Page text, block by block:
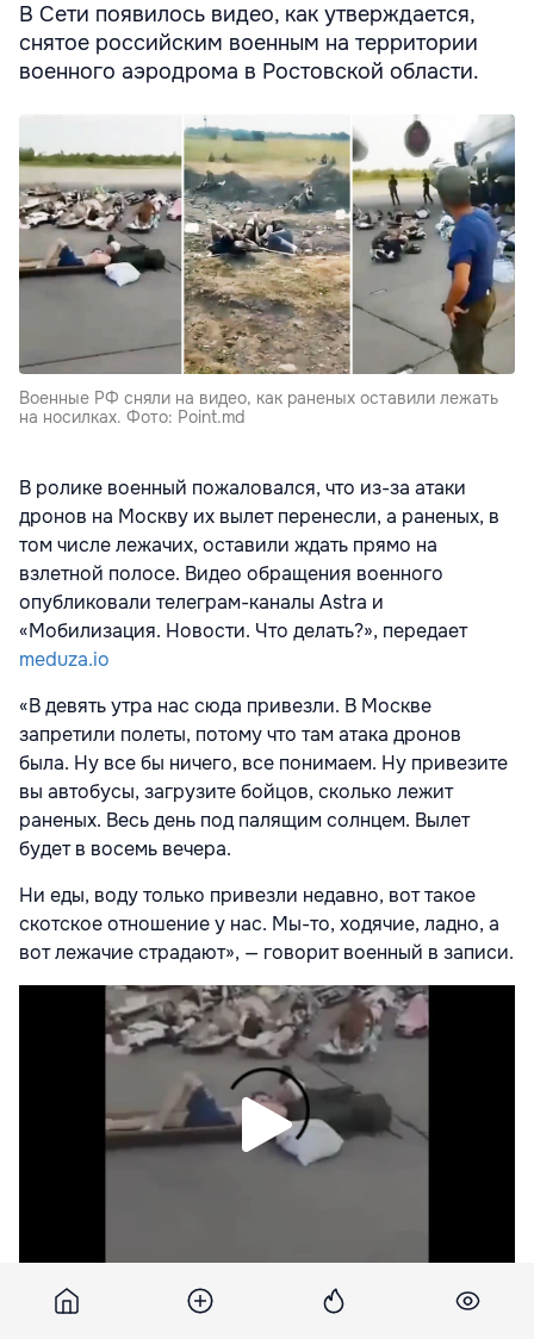
В Сети появилось видео, как утверждается,
снятое российским военным на территории
военного аэродрома в Ростовской области.
Военные РФ сняли на видео, как раненых оставили лежать
на носилках. Фото: Point.md
В ролике военный пожаловался, что из-за атаки
дронов на Москву их вылет перенесли, а раненых, в
том числе лежачих, оставили ждать прямо на
взлетной полосе. Видео обращения военного
опубликовали телеграм-каналы Astra и
«Мобилизация. Новости. Что делать?», передает
meduza.io
«В девять утра нас сюда привезли. В Москве
запретили полеты, потому что там атака дронов
была. Ну все бы ничего, все понимаем. Ну привезите
вы автобусы, загрузите бойцов, сколько лежит
раненых. Весь день под палящим солнцем. Вылет
будет в восемь вечера.
Ни еды, воду только привезли недавно, вот такое
скотское отношение у нас. Мы-то, ходячие, ладно, а
вот лежачие страдают», — говорит военный в записи.